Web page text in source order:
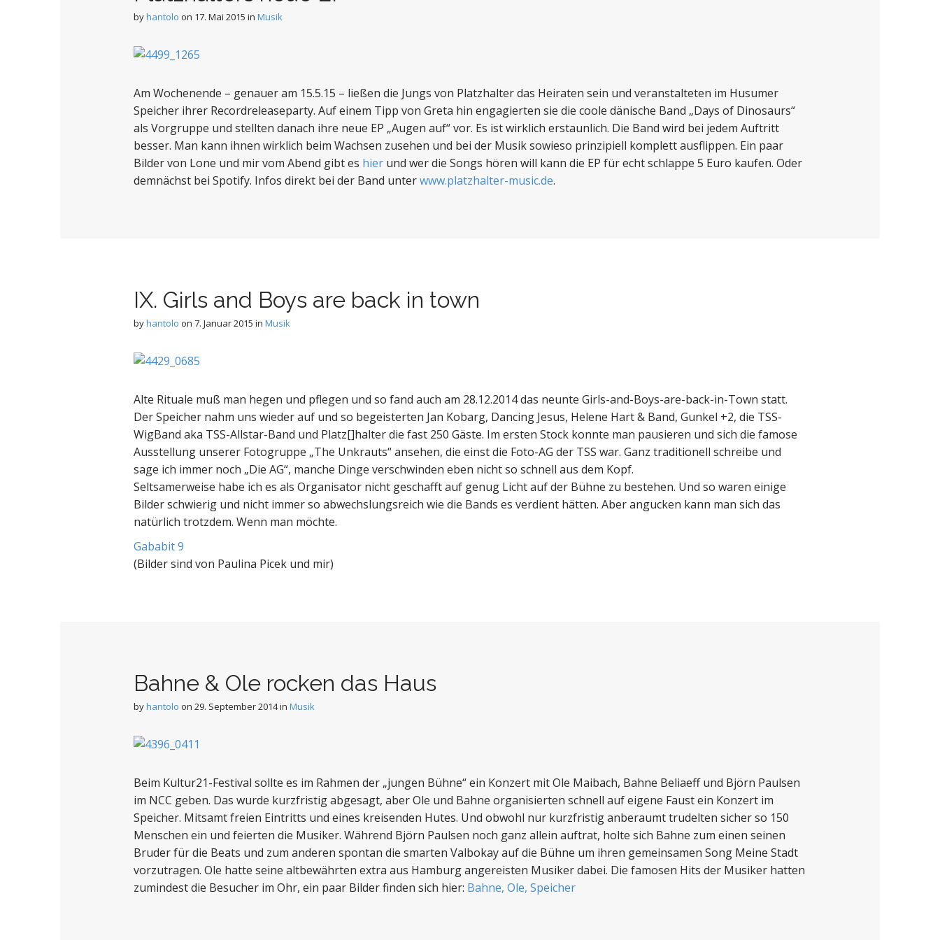
t
byhantolo on 17. Mai 2015 in Musik
Am Wochenende – genauer am 15.5.15 – ließen die Jungs von Platzhalter das Heiraten sein und veranstalteten im Husumer
Speicher ihrer Recordreleaseparty. Auf einem Tipp von Greta hin engagierten sie die coole dänische Band „Days of Dinosaurs“
als Vorgruppe und stellten danach ihre neue EP „Augen auf“ vor. Es ist wirklich erstaunlich. Die Band wird bei jedem Auftritt
besser. Man kann ihnen wirklich beim Wachsen zusehen und bei der Musik sowieso prinzipiell komplett ausflippen. Ein paar
Bilder von Lone und mir vom Abend gibt es hier und wer die Songs hören will kann die EP für echt schlappe 5 Euro kaufen. Oder
demnächst bei Spotify. Infos direkt bei der Band unterwww.platzhalter-music.de.
IX. Girls and Boys are back in town
byhantolo on 7. Januar 2015 in Musik
Alte Rituale muß man hegen und pflegen und so fand auch am 28.12.2014 das neunte Girls-and-Boys-are-back-in-Town statt.
Der Speicher nahm uns wieder auf und so begeisterten Jan Kobarg, Dancing Jesus, Helene Hart & Band, Gunkel +2, die TSS-
WigBand aka TSS-Allstar-Band und Platz[]halter die fast 250 Gäste. Im ersten Stock konnte man pausieren und sich die famose
Ausstellung unserer Fotogruppe „The Unkrauts“ ansehen, die einst die Foto-AG der TSS war. Ganz traditionell schreibe und
sage ich immer noch „Die AG“, manche Dinge verschwinden eben nicht so schnell aus dem Kopf.
Seltsamerweise habe ich es als Organisator nicht geschafft auf genug Licht auf der Bühne zu bestehen. Und so waren einige
Bilder schwierig und nicht immer so abwechslungsreich wie die Bands es verdient hätten. Aber angucken kann man sich das
natürlich trotzdem. Wenn man möchte.
Gababit 9
(Bilder sind von Paulina Picek und mir)
Bahne & Ole rocken das Haus
byhantolo on 29. September 2014in Musik
Beim Kultur21-Festival sollte es im Rahmen der „jungen Bühne“ ein Konzert mit Ole Maibach, Bahne Beliaeff und Björn Paulsen
im NCC geben. Das wurde kurzfristig abgesagt, aber Ole und Bahne organisierten schnell auf eigene Faust ein Konzert im
Speicher. Mitsamt freien Eintritts und eines kreisenden Hutes. Und obwohl nur kurzfristig anberaumt trudelten sicher so 150
Menschen ein und feierten die Musiker. Während Björn Paulsen noch ganz allein auftrat, holte sich Bahne zum einen seinen
Bruder für die Beats und zum anderen spontan die smarten Valbokay auf die Bühne um ihren gemeinsamen Song Meine Stadt
vorzutragen. Ole hatte seine altbewährten extra aus Hamburg angereisten Musiker dabei. Die famosen Hits der Musiker hatten
zumindest die Besucher im Ohr, ein paar Bilder finden sich hier: Bahne, Ole, Speicher